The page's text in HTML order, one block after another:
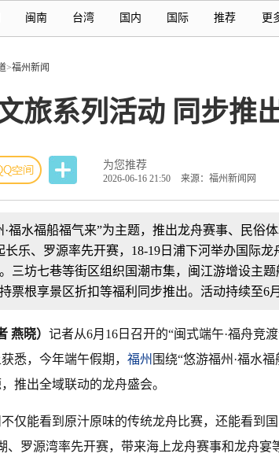
闽南 台湾 国内 国际 推荐 更
>福州新闻
旅系列活动 同步推
为您推荐
2026-06-16 21:50 来源：福州新闻网
福水福船福气来”为主题，推出龙舟赛事、民俗
乐、罗源率先开赛，18-19日浦下河举办国际龙
三坊七巷等街区组织国潮市集，闽江游增设主题
票根享景区折扣等福利同步推出。活动持续至6月
燕晓） 记者从6月16日召开的“闽式端午·福舟竞
悉，今年端午假期， 福州 围绕“悠游福州·福水
推出全域联动的龙舟盛会。
仅能看到原汁原味的传统龙舟比赛，还能看到
、罗源湾率先开赛，带来海上龙舟赛事和龙舟宴